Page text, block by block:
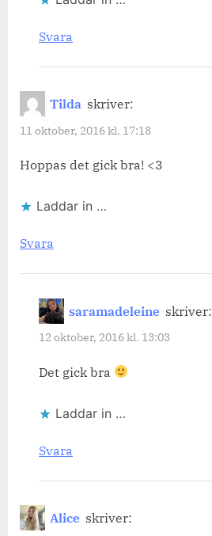
Svara
Tilda skriver:
11 oktober, 2016 kl. 17:18
Hoppas det gick bra! <3
Laddar in …
Svara
saramadeleine skriver:
12 oktober, 2016 kl. 13:03
Det gick bra
Laddar in …
Svara
Alice skriver: